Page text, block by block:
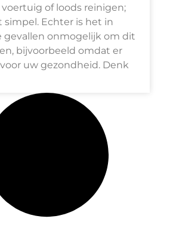
voertuig of loods reinigen;
Echter is het in
gevallen onmogelijk om dit
bijvoorbeeld omdat er
uw gezondheid. Denk